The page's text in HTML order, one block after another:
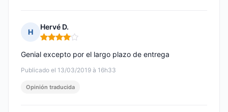
H
Hervé D.
Nota: 4 de 5
Publicado el 13/03/2019 à 16h33
Genial excepto por el largo plazo de entrega
Opinión traducida